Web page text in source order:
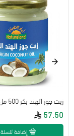
57.50
إضافة للسلة